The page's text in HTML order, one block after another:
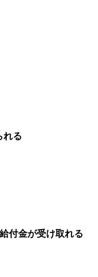
れる
付金が受け取れる